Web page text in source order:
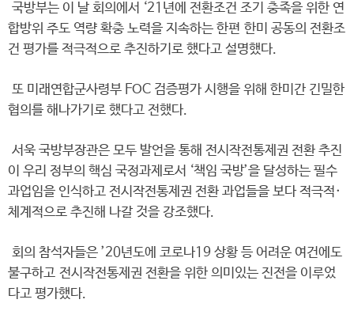
국방부는 이 날 회의에서 ‘21년에 전환조건 조기 충족을 위한 연
합방위 주도 역량 확충 노력을 지속하는 한편 한미 공동의 전환조
건 평가를 적극적으로 추진하기로 했다고 설명했다.
또 미래연합군사령부 FOC 검증평가 시행을 위해 한미간 긴밀한
협의를 해나가기로 했다고 전했다.
서욱 국방부장관은 모두 발언을 통해 전시작전통제권 전환 추진
이 우리 정부의 핵심 국정과제로서 ‘책임 국방’을 달성하는 필수
과업임을 인식하고 전시작전통제권 전환 과업들을 보다 적극적·
체계적으로 추진해 나갈 것을 강조했다.
회의 참석자들은 ’20년도에 코로나19 상황 등 어려운 여건에도
불구하고 전시작전통제권 전환을 위한 의미있는 진전을 이루었
다고 평가했다.